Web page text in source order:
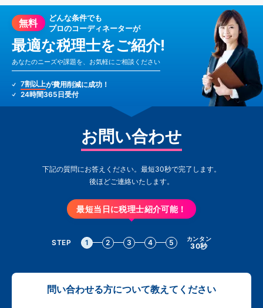
無料
どんな条件でも
プロのコーディネーターが
最適な税理士をご紹介!
あなたのニーズや課題を、お気軽にご相談ください
7割以上が費用削減に成功！
24時間365日受付
お問い合わせ
下記の質問にお答えください。最短30秒で完了します。
後ほどご連絡いたします。
最短当日に税理士紹介可能！
STEP 1 2 3 4 5 カンタン
30秒
問い合わせる方について教えてください